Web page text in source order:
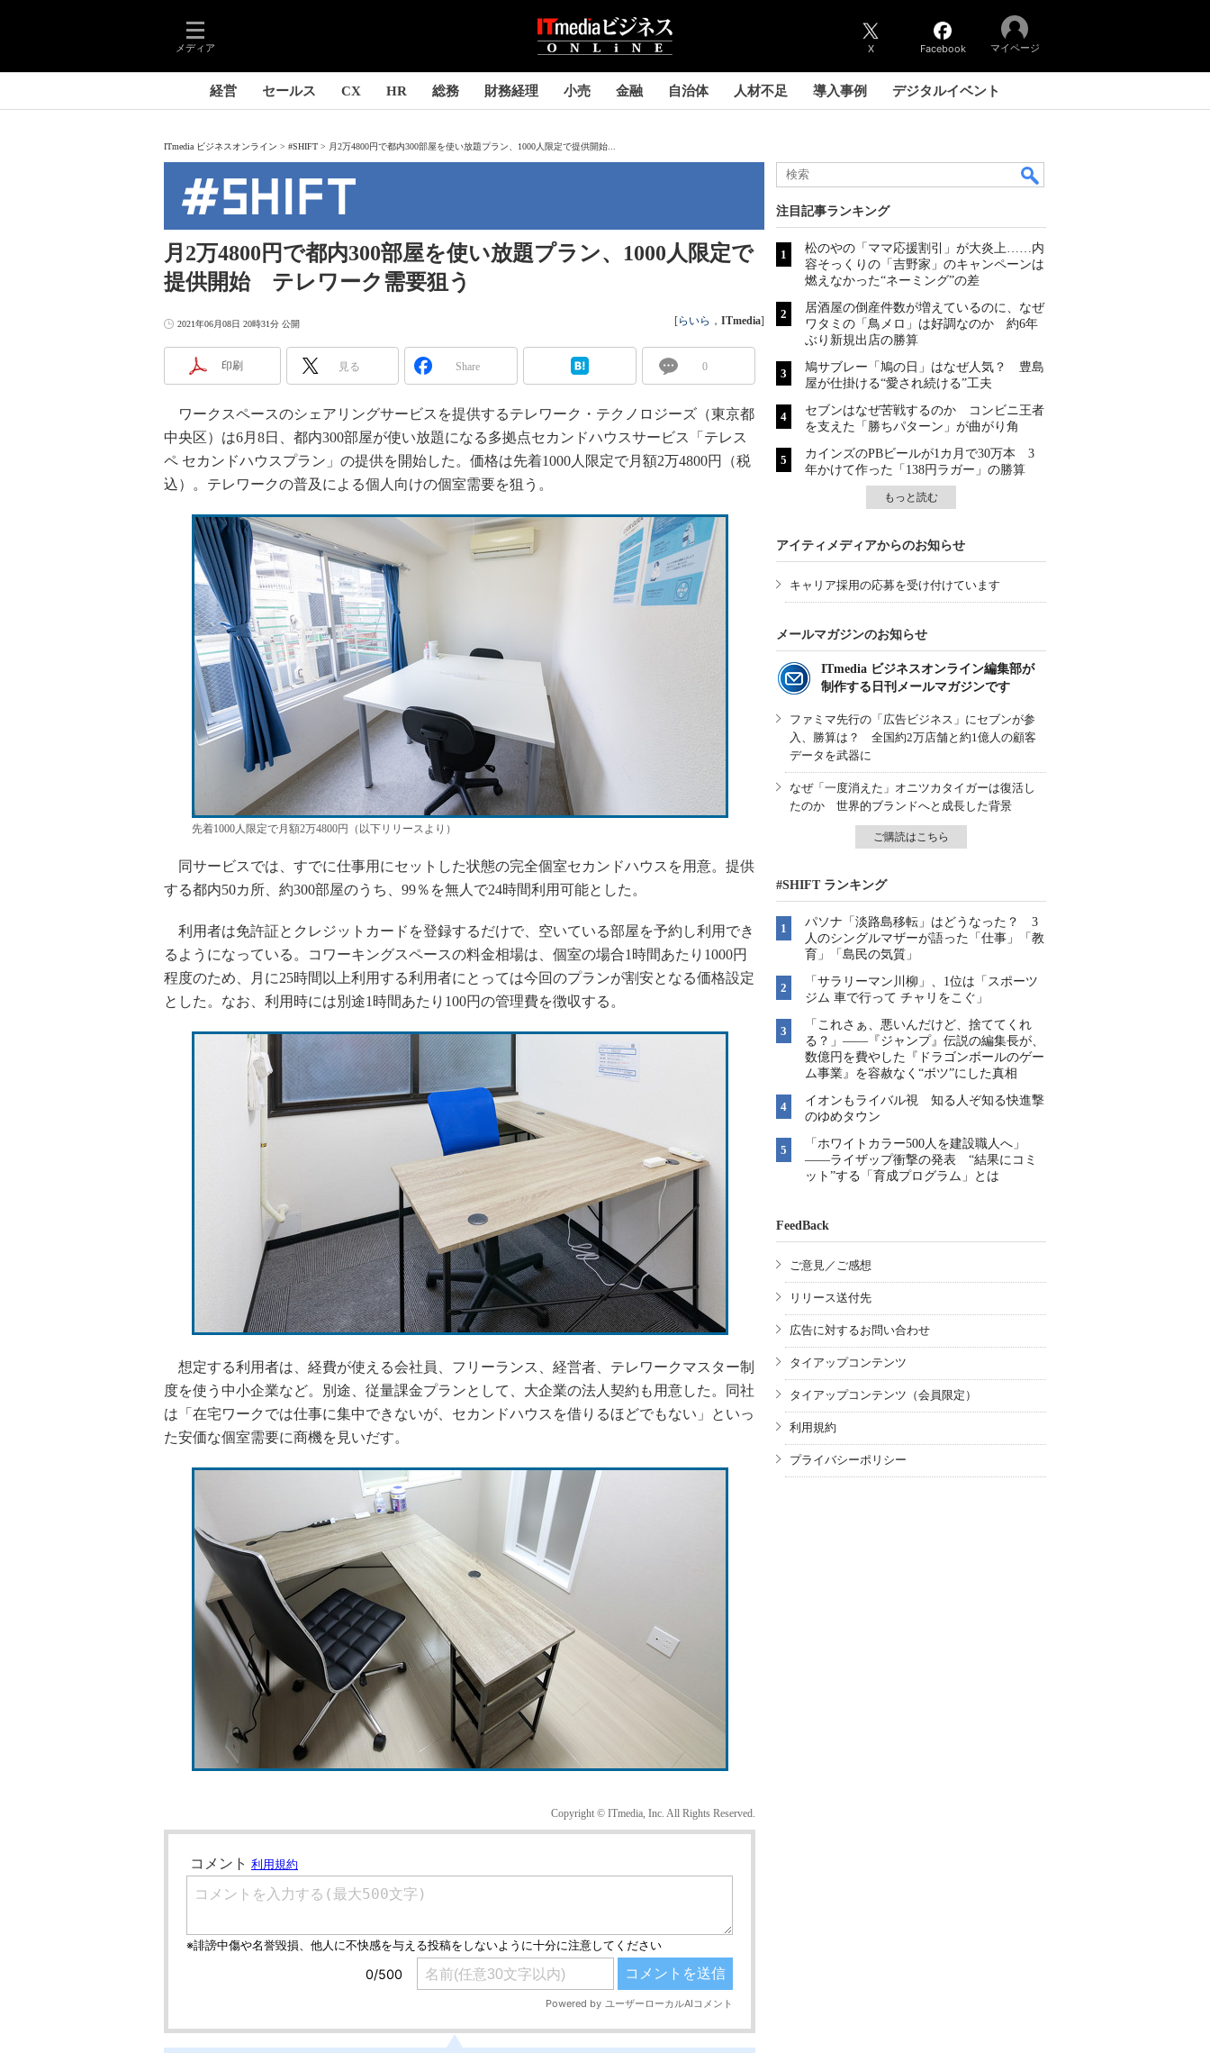
メディア X Facebook マイページ
経営 セールス CX HR 総務 財務経理 小売 金融 自治体 人材不足 導入事例 デジタルイベント
ITmedia ビジネスオンライン #SHIFT 月2万4800円で都内300部屋を使い放題プラン、1000人限定で提供開始...
月2万4800円で都内300部屋を使い放題プラン、1000人限定で
提供開始 テレワーク需要狙う
2021年06月08日 20時31分 公開 [らいら ， ITmedia]
印刷 見る Share 0
ワークスペースのシェアリングサービスを提供するテレワーク・テクノロジーズ（東京都
中央区）は6月8日、都内300部屋が使い放題になる多拠点セカンドハウスサービス「テレス
ペ セカンドハウスプラン」の提供を開始した。価格は先着1000人限定で月額2万4800円（税
込）。テレワークの普及による個人向けの個室需要を狙う。
先着1000人限定で月額2万4800円（以下リリースより）
同サービスでは、すでに仕事用にセットした状態の完全個室セカンドハウスを用意。提供
する都内50カ所、約300部屋のうち、99％を無人で24時間利用可能とした。
利用者は免許証とクレジットカードを登録するだけで、空いている部屋を予約し利用でき
るようになっている。コワーキングスペースの料金相場は、個室の場合1時間あたり1000円
程度のため、月に25時間以上利用する利用者にとっては今回のプランが割安となる価格設定
とした。なお、利用時には別途1時間あたり100円の管理費を徴収する。
想定する利用者は、経費が使える会社員、フリーランス、経営者、テレワークマスター制
度を使う中小企業など。別途、従量課金プランとして、大企業の法人契約も用意した。同社
は「在宅ワークでは仕事に集中できないが、セカンドハウスを借りるほどでもない」といっ
た安価な個室需要に商機を見いだす。
Copyright © ITmedia, Inc. All Rights Reserved.
注目記事ランキング
松のやの「ママ応援割引」が大炎上……内
容そっくりの「吉野家」のキャンペーンは
燃えなかった“ネーミング”の差
居酒屋の倒産件数が増えているのに、なぜ
ワタミの「鳥メロ」は好調なのか 約6年
ぶり新規出店の勝算
鳩サブレー「鳩の日」はなぜ人気？ 豊島
屋が仕掛ける“愛され続ける”工夫
セブンはなぜ苦戦するのか コンビニ王者
を支えた「勝ちパターン」が曲がり角
カインズのPBビールが1カ月で30万本 3
年かけて作った「138円ラガー」の勝算
もっと読む
アイティメディアからのお知らせ
キャリア採用の応募を受け付けています
メールマガジンのお知らせ
ITmedia ビジネスオンライン編集部が
制作する日刊メールマガジンです
ファミマ先行の「広告ビジネス」にセブンが参
入、勝算は？ 全国約2万店舗と約1億人の顧客
データを武器に
なぜ「一度消えた」オニツカタイガーは復活し
たのか 世界的ブランドへと成長した背景
ご購読はこちら
#SHIFT ランキング
パソナ「淡路島移転」はどうなった？ 3
人のシングルマザーが語った「仕事」「教
育」「島民の気質」
「サラリーマン川柳」、1位は「スポーツ
ジム 車で行って チャリをこぐ」
「これさぁ、悪いんだけど、捨ててくれ
る？」――『ジャンプ』伝説の編集長が、
数億円を費やした『ドラゴンボールのゲー
ム事業』を容赦なく“ボツ”にした真相
イオンもライバル視 知る人ぞ知る快進撃
のゆめタウン
「ホワイトカラー500人を建設職人へ」
――ライザップ衝撃の発表 “結果にコミ
ット”する「育成プログラム」とは
FeedBack
ご意見／ご感想
リリース送付先
広告に対するお問い合わせ
タイアップコンテンツ
タイアップコンテンツ（会員限定）
利用規約
プライバシーポリシー